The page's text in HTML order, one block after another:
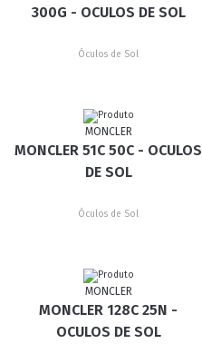
300G - OCULOS DE SOL
Óculos de Sol
MONCLER
MONCLER 51C 50C - OCULOS
DE SOL
Óculos de Sol
MONCLER
MONCLER 128C 25N -
OCULOS DE SOL